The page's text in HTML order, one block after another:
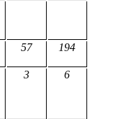
57 194
3 6